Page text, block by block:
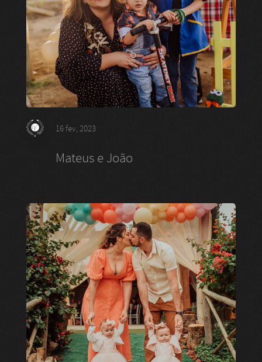
16 fev, 2023
Mateus e João